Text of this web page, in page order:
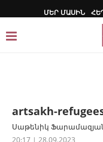
ՄԵՐ ՄԱՍԻՆ
artsakh-
Սաթենիկ
20:17 | 28.09.2023